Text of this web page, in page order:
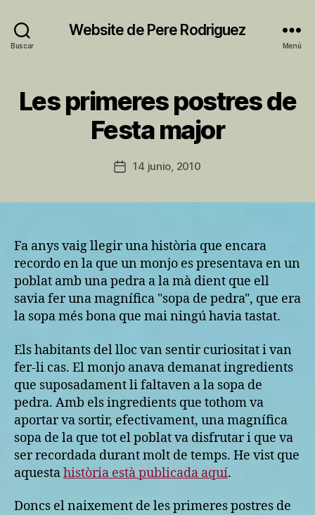
Buscar
Website de Pere Rodriguez
Menú
Categorías
M
C
I
A
L
Les primeres postres de
Festa major
Autor
de
entrada
P
o
r
e
e
Fecha14 junio, 2010
Fa anys vaig llegir una història que encara
recordo en la que un monjo es presentava en un
poblat amb una pedra a la mà dient que ell
savia fer una magnífica "sopa de pedra", que era
la sopa més bona que mai ningú havia tastat.
Els habitants del lloc van sentir curiositat i van
fer-li cas. El monjo anava demanat ingredients
que suposadament li faltaven a la sopa de
pedra. Amb els ingredients que tothom va
aportar va sortir, efectivament, una magnífica
sopa de la que tot el poblat va disfrutar i que va
ser recordada durant molt de temps. He vist que
aquestahistòria està publicada aquí.
Doncs el naixement de les primeres postres de